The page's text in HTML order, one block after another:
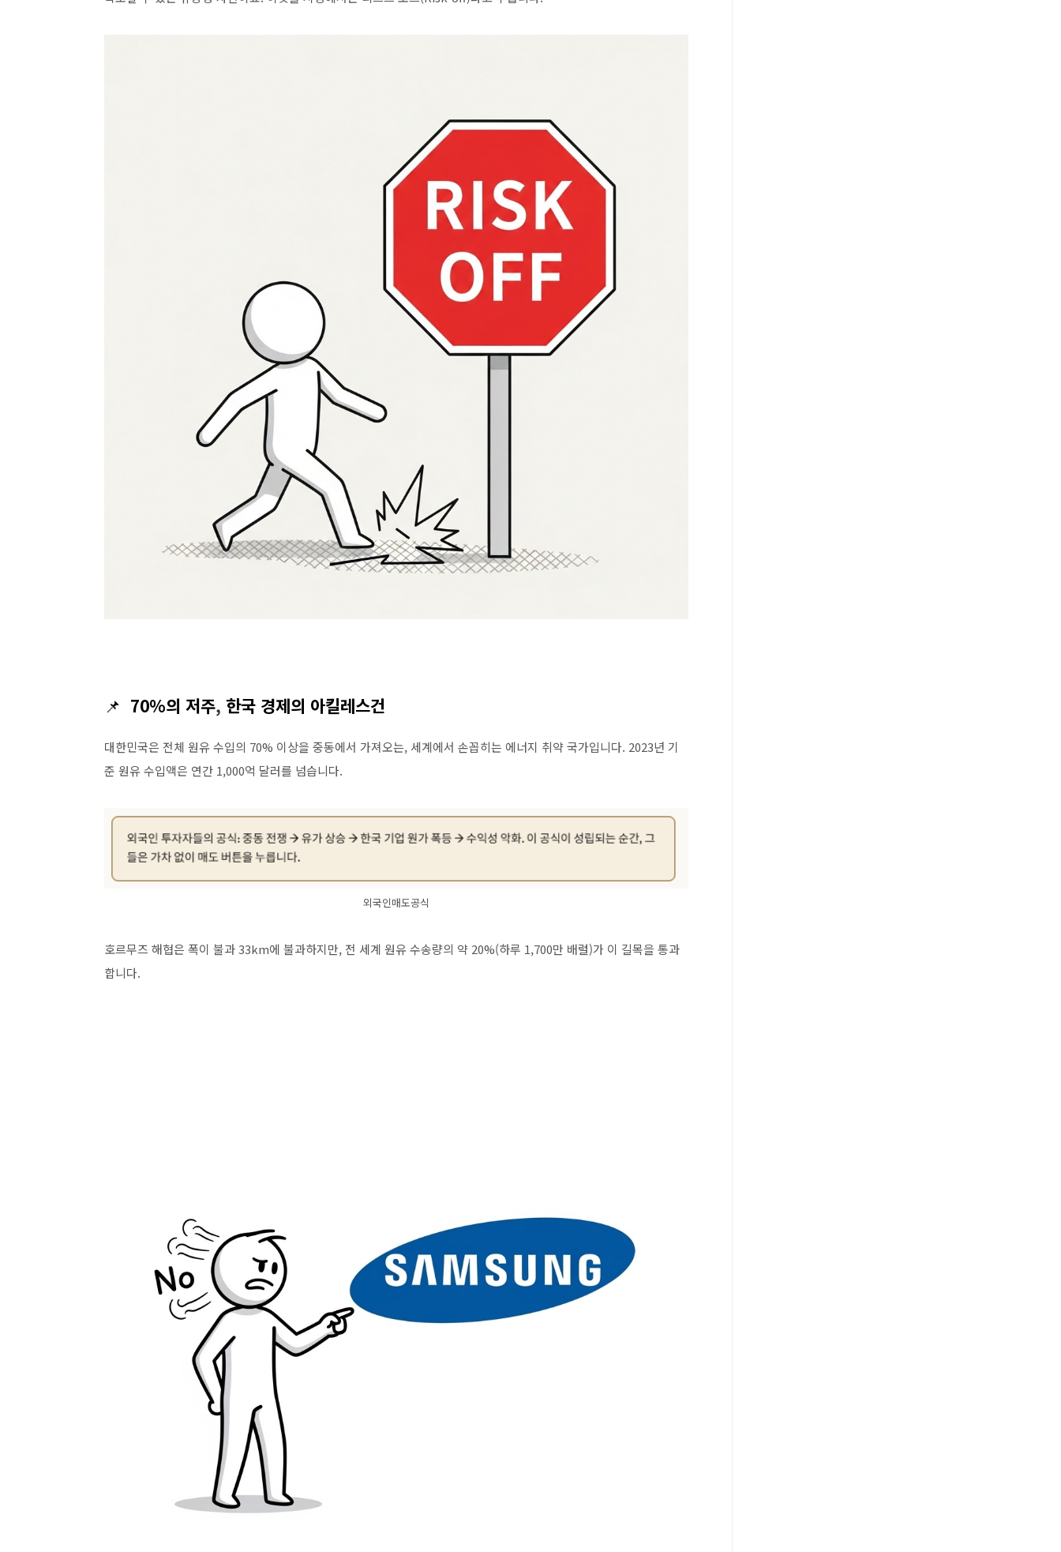
📌 70%의 저주, 한국 경제의 아킬레스건
대한민국은 전체 원유 수입의 70% 이상을 중동에서 가져오는, 세계에서 손꼽히는 에너지 취약 국가입니다. 2023년 기
준 원유 수입액은 연간 1,000억 달러를 넘습니다.
외국인매도공식
호르무즈 해협은 폭이 불과33km에 불과하지만, 전 세계 원유 수송량의 약 20%(하루 1,700만 배럴)가 이 길목을 통과
합니다.